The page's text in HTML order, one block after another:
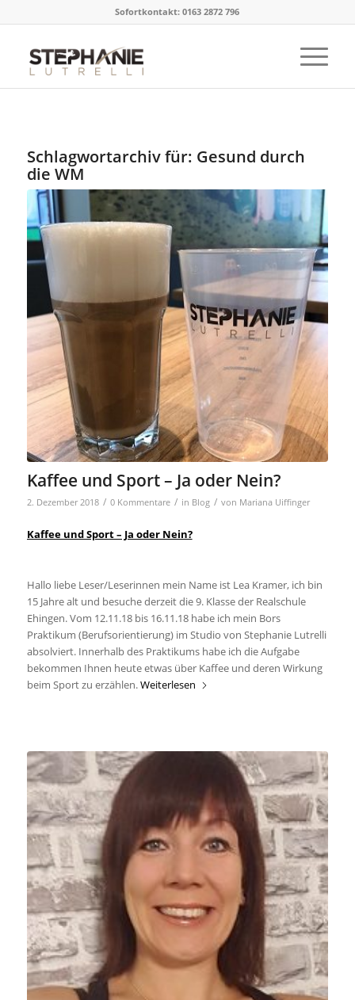
Sofortkontakt: 0163 2872 796
Schlagwortarchiv für: Gesund durch
die WM
Kaffee und Sport – Ja oder Nein?
2. Dezember 2018 / 0 Kommentare / in Blog / von Mariana Uiffinger
Kaffee und Sport – Ja oder Nein?
Hallo liebe Leser/Leserinnen mein Name ist Lea Kramer, ich bin
15 Jahre alt und besuche derzeit die 9. Klasse der Realschule
Ehingen. Vom 12.11.18 bis 16.11.18 habe ich mein Bors
Praktikum (Berufsorientierung) im Studio von Stephanie Lutrelli
absolviert. Innerhalb des Praktikums habe ich die Aufgabe
bekommen Ihnen heute etwas über Kaffee und deren Wirkung
beim Sport zu erzählen.Weiterlesen